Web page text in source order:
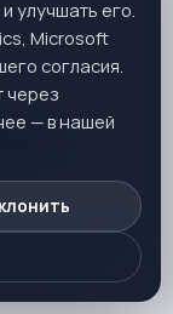
которые
и первой
улучшать его.
Microsoft
согласия.
через
— в нашей